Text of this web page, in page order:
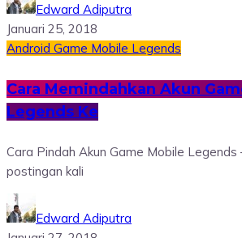
Edward Adiputra
Januari 25, 2018
Android Game Mobile Legends
Cara Memindahkan Akun
Legends Ke
Cara Pindah Akun Game Mobile
postingan kali
Edward Adiputra